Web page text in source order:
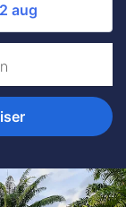
aug